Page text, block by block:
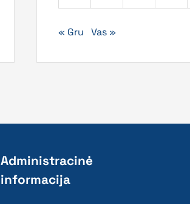
« Gru Vas »
Administracinė
informacija